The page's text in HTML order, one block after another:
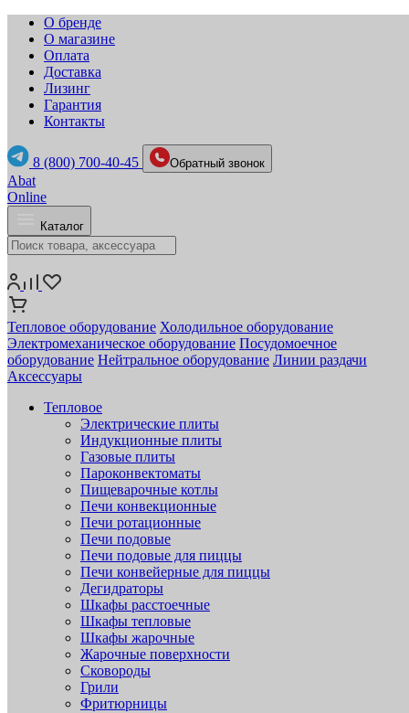
О бренде
О магазине
Оплата
Доставка
Лизинг
Гарантия
Контакты
8 (800) 700-40-45 Обратный звонок
Abat
Online
Каталог
Тепловое оборудование Холодильное оборудование
Электромеханическое оборудование Посудомоечное
оборудование Нейтральное оборудование Линии раздачи
Аксессуары
Тепловое
Электрические плиты
Индукционные плиты
Газовые плиты
Пароконвектоматы
Пищеварочные котлы
Печи конвекционные
Печи ротационные
Печи подовые
Печи подовые для пиццы
Печи конвейерные для пиццы
Дегидраторы
Шкафы расстоечные
Шкафы тепловые
Шкафы жарочные
Жарочные поверхности
Сковороды
Грили
Фритюрницы